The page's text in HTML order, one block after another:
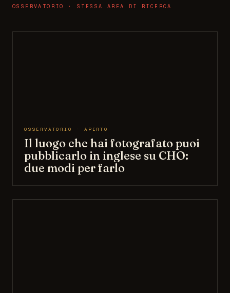
OSSERVATORIO · STESSA AREA DI RICERCA
OSSERVATORIO · APERTO
Il luogo che hai fotografato puoi
pubblicarlo in inglese su CHO:
due modi per farlo